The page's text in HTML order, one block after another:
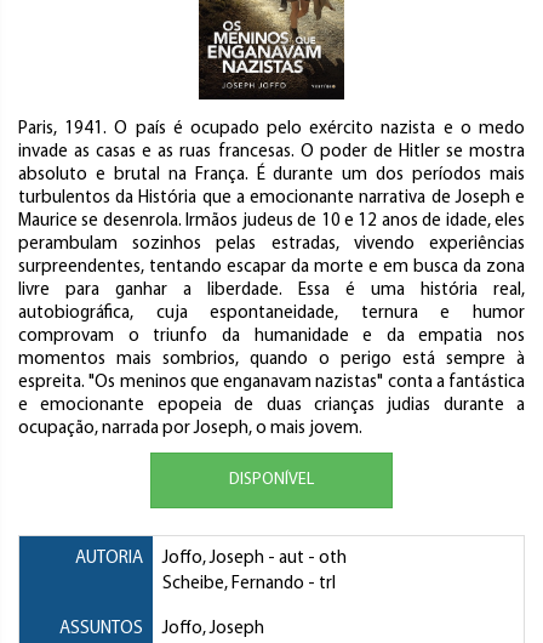
Paris, 1941. O país é ocupado pelo exército nazista e o medo
invade as casas e as ruas francesas. O poder de Hitler se mostra
absoluto e brutal na França. É durante um dos períodos mais
turbulentos da História que a emocionante narrativa de Joseph e
Maurice se desenrola. Irmãos judeus de 10 e 12 anos de idade, eles
perambulam sozinhos pelas estradas, vivendo experiências
surpreendentes, tentando escapar da morte e em busca da zona
livre para ganhar a liberdade. Essa é uma história real,
autobiográfica, cuja espontaneidade, ternura e humor
comprovam o triunfo da humanidade e da empatia nos
momentos mais sombrios, quando o perigo está sempre à
espreita. "Os meninos que enganavam nazistas" conta a fantástica
e emocionante epopeia de duas crianças judias durante a
ocupação, narrada por Joseph, o mais jovem.
DISPONÍVEL
AUTORIA Joffo, Joseph - aut - oth
Scheibe, Fernando - trl
ASSUNTOS
Joffo, Joseph